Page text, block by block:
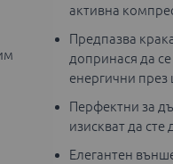
активна
Предпазва
допринася да
енергични през
Перфектни за
изискват да
Елегантен